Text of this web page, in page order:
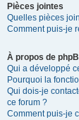
Pièces jointes
Quelles pièces
Comment puis-je
À propos de
Qui a développé
Pourquoi la
Qui dois-je
ce forum ?
Comment puis-je